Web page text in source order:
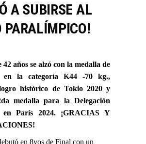
A SUBIRSE AL
PARALÍMPICO!
42 años se alzó con la medalla de
en la categoría K44 -70 kg.,
histórico de Tokio 2020 y
medalla para la Delegación
en París 2024. ¡GRACIAS Y
en 8vos de Final con un